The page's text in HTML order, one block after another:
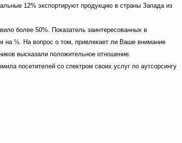
12% экспортируют продукцию в страны Запада из
более 50%. Показатель заинтересованных в
на ½. На вопрос о том, привлекает ли Ваше внимание
высказали положительное отношение.
посетителей со спектром своих услуг по аутсорсингу